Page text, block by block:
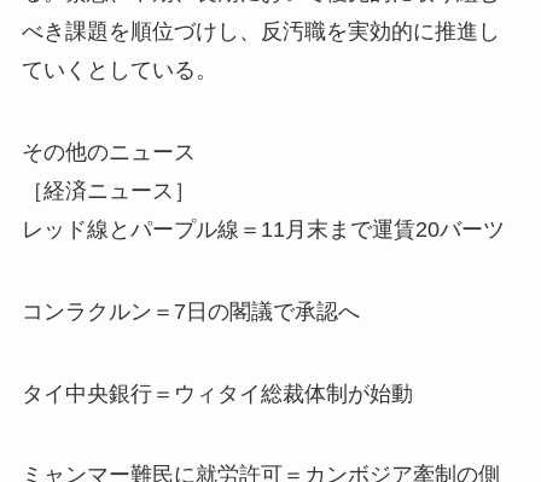
べき課題を順位づけし、反汚職を実効的に推進し
ていくとしている。
その他のニュース
［経済ニュース］
レッド線とパープル線＝11月末まで運賃20バーツ
コンラクルン＝7日の閣議で承認へ
タイ中央銀行＝ウィタイ総裁体制が始動
ミャンマー難民に就労許可＝カンボジア牽制の側